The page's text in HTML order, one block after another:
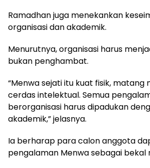
Ramadhan juga menekankan
organisasi dan akademik.
Menurutnya, organisasi harus
bukan penghambat.
“Menwa sejati itu kuat fisik, matang
cerdas intelektual. Semua
berorganisasi harus dipadukan
akademik,” jelasnya.
Ia berharap para calon anggota
pengalaman Menwa sebagai bekal